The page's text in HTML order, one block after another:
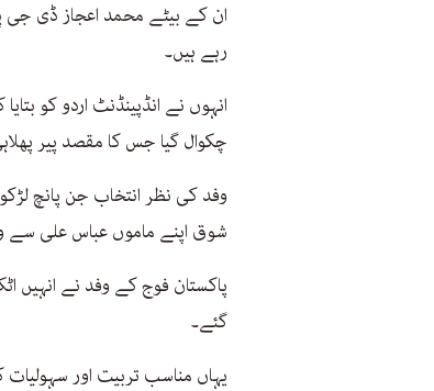
ان کے بیٹے محمد اعجاز ڈی جی
رہے ہیں۔
انہوں نے انڈپینڈنٹ اردو کو
چکوال گیا جس کا مقصد پیر
وفد کی نظر انتخاب جن پانچ
شوق اپنے ماموں عباس علی سے
پاکستان فوج کے وفد نے انہیں
گئے۔
یہاں مناسب تربیت اور